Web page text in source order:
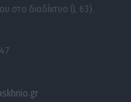
στο διαδίκτυο (L 63).